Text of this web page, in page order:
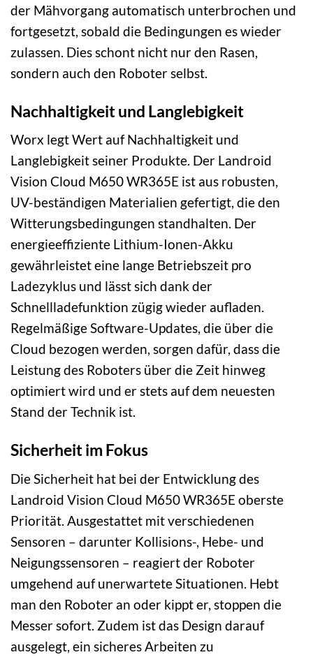
der Mähvorgang automatisch unterbrochen und
fortgesetzt, sobald die Bedingungen es wieder
zulassen. Dies schont nicht nur den Rasen,
sondern auch den Roboter selbst.
Nachhaltigkeit und Langlebigkeit
Worx legt Wert auf Nachhaltigkeit und
Langlebigkeit seiner Produkte. Der Landroid
Vision Cloud M650 WR365E ist aus robusten,
UV-beständigen Materialien gefertigt, die den
Witterungsbedingungen standhalten. Der
energieeffiziente Lithium-Ionen-Akku
gewährleistet eine lange Betriebszeit pro
Ladezyklus und lässt sich dank der
Schnellladefunktion zügig wieder aufladen.
Regelmäßige Software-Updates, die über die
Cloud bezogen werden, sorgen dafür, dass die
Leistung des Roboters über die Zeit hinweg
optimiert wird und er stets auf dem neuesten
Stand der Technik ist.
Sicherheit im Fokus
Die Sicherheit hat bei der Entwicklung des
Landroid Vision Cloud M650 WR365E oberste
Priorität. Ausgestattet mit verschiedenen
Sensoren – darunter Kollisions-, Hebe- und
Neigungssensoren – reagiert der Roboter
umgehend auf unerwartete Situationen. Hebt
man den Roboter an oder kippt er, stoppen die
Messer sofort. Zudem ist das Design darauf
ausgelegt, ein sicheres Arbeiten zu